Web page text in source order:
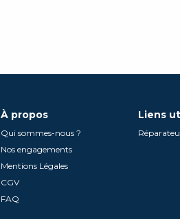
À propos
Qui sommes-nous ?
Nos engagements
Mentions Légales
CGV
FAQ
Liens